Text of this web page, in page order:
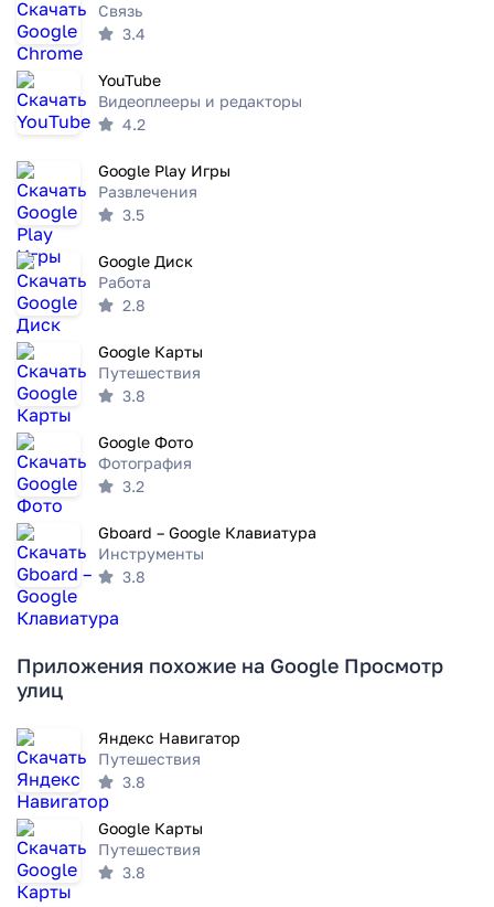
Связь
3.4
YouTube
Видеоплееры и редакторы
4.2
Google Play Игры
Развлечения
3.5
Google Диск
Работа
2.8
Google Карты
Путешествия
3.8
Google Фото
Фотография
3.2
Gboard – Google Клавиатура
Инструменты
3.8
Приложения похожие на Google Просмотр
улиц
Яндекс Навигатор
Путешествия
3.8
Google Карты
Путешествия
3.8